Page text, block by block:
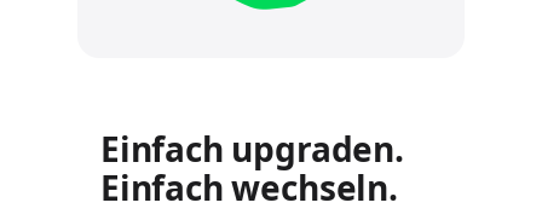
Einfach upgraden.
Einfach wechseln.